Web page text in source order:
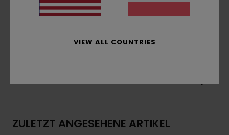
Druck:Vorder- und Rückendruck
30 % recycelte Baumwolle
Versand & Rückversand
ZULETZT ANGESEHENE ARTIKEL
VIEW ALL COUNTRIES